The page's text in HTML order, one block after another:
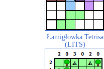
Łamigłowka Tetrisa
(LITS)